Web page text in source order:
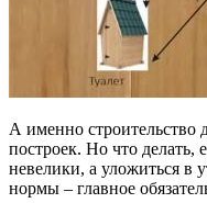
А именно строительство
построек. Но что делать,
невелики, а уложиться в
нормы – главное